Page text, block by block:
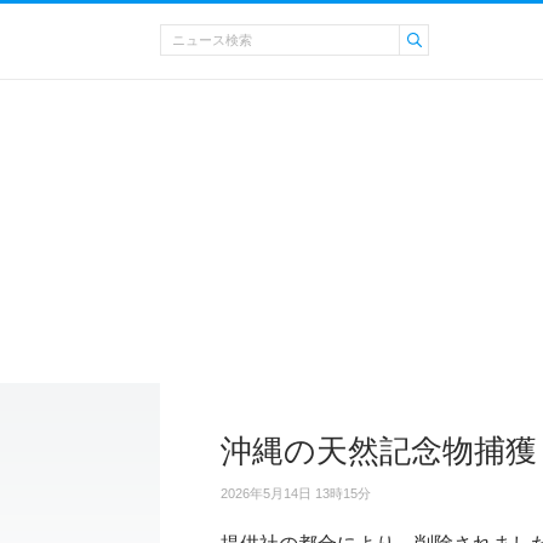
沖縄の天然記念物捕
2026年5月14日 13時15分